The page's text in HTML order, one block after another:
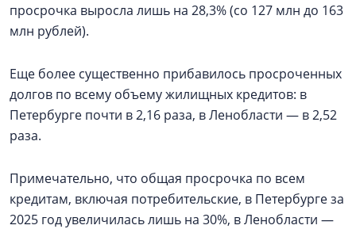
просрочка выросла лишь на 28,3% (со 127 млн до 163
млн рублей).
Еще более существенно прибавилось просроченных
долгов по всему объему жилищных кредитов: в
Петербурге почти в 2,16 раза, в Ленобласти — в 2,52
раза.
Примечательно, что общая просрочка по всем
кредитам, включая потребительские, в Петербурге за
2025 год увеличилась лишь на 30%, в Ленобласти —